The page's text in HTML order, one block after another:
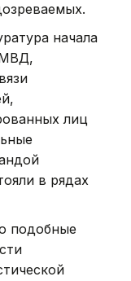
начала
МВД,
лиц
в рядах
подобные